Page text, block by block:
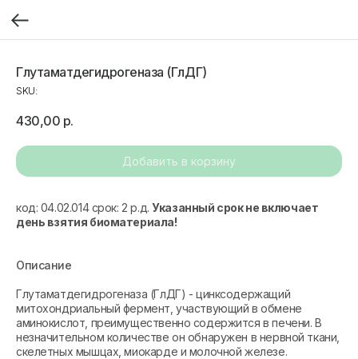
Глутаматдегидрогеназа (ГлДГ)
SKU:
430,00 р.
Добавить в корзину
код: 04.02.014 срок: 2 р.д.Указанный срок не включает
день взятия биоматериала!
Описание
Глутаматдегидрогеназа (ГлДГ) - цинксодержащий
митохондриальный фермент, участвующий в обмене
аминокислот, преимущественно содержится в печени. В
незначительном количестве он обнаружен в нервной ткани,
скелетных мышцах, миокарде и молочной железе.